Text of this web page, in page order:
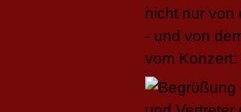
nicht nur von
- und von
vom Konzert: